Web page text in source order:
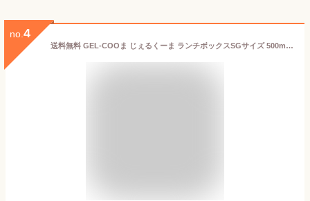
no. 4
送料無料 GEL-COOま じぇるくーま ランチボックスSGサイズ 500ml ツインズ お弁当箱 GEL-COOL ジェルクール 仕切り付き 一段 キッズ 子供用 弁当箱 1段 女子 おしゃれ 保冷剤一体型 小学生 保冷 デザート おかず 容器 あす楽 誕生日 プレゼント 実用的